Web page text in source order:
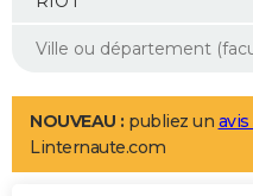
Mobiles
Meilleur smartphone
Internet
Ordinateurs
Jeux vidéo
Guide high-tech
Aménagement intérieur
LIFESTYLE
Art de vivre
Bien-être
Loisirs
Mode
Modes de vie
NOUVEAU : publiez un
Linternaute.com